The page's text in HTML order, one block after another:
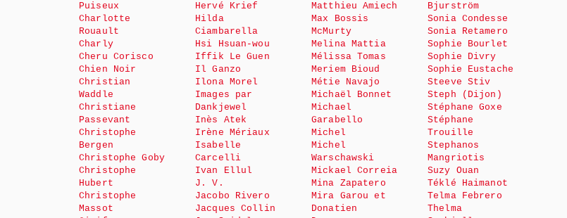
Puiseux
Charlotte
Rouault
Charly
Cheru Corisco
Chien Noir
Christian
Waddle
Christiane
Passevant
Christophe
Bergen
Christophe Goby
Christophe
Hubert
Christophe
Massot
Hervé Krief
Hilda
Ciambarella
Hsi Hsuan-wou
Iffik Le Guen
Il Ganzo
Ilona Morel
Images par
Dankjewel
Inès Atek
Irène Mériaux
Isabelle
Carcelli
Ivan Ellul
J. V.
Jacobo Rivero
Jacques Collin
Matthieu Amiech
Max Bossis
McMurty
Melina Mattia
Mélissa Tomas
Meriem Bioud
Métie Navajo
Michaël Bonnet
Michael
Garabello
Michel
Michel
Warschawski
Mickael Correia
Mina Zapatero
Mira Garou et
Donatien
Bjurström
Sonia Condesse
Sonia Retamero
Sophie Bourlet
Sophie Divry
Sophie Eustache
Steeve Stiv
Steph (Dijon)
Stéphane Goxe
Stéphane
Trouille
Stephanos
Mangriotis
Suzy Ouan
Téklé Haimanot
Telma Febrero
Thelma